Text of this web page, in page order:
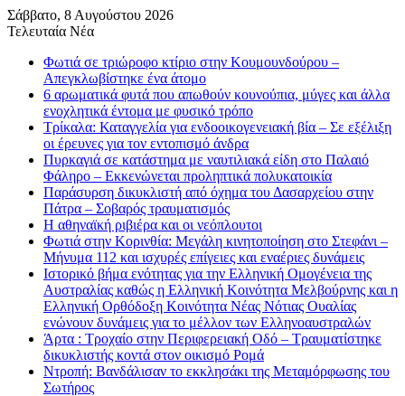
Σάββατο, 8 Αυγούστου 2026
Τελευταία Νέα
Φωτιά σε τριώροφο κτίριο στην Κουμουνδούρου –
Απεγκλωβίστηκε ένα άτομο
6 αρωματικά φυτά που απωθούν κουνούπια, μύγες και άλλα
ενοχλητικά έντομα με φυσικό τρόπο
Τρίκαλα: Καταγγελία για ενδοοικογενειακή βία – Σε εξέλιξη
οι έρευνες για τον εντοπισμό άνδρα
Πυρκαγιά σε κατάστημα με ναυτιλιακά είδη στο Παλαιό
Φάληρο – Εκκενώνεται προληπτικά πολυκατοικία
Παράσυρση δικυκλιστή από όχημα του Δασαρχείου στην
Πάτρα – Σοβαρός τραυματισμός
Η αθηναϊκή ριβιέρα και οι νεόπλουτοι
Φωτιά στην Κορινθία: Μεγάλη κινητοποίηση στο Στεφάνι –
Μήνυμα 112 και ισχυρές επίγειες και εναέριες δυνάμεις
Ιστορικό βήμα ενότητας για την Ελληνική Ομογένεια της
Αυστραλίας καθώς η Ελληνική Κοινότητα Μελβούρνης και η
Ελληνική Ορθόδοξη Κοινότητα Νέας Νότιας Ουαλίας
ενώνουν δυνάμεις για το μέλλον των Ελληνοαυστραλών
Άρτα : Τροχαίο στην Περιφερειακή Οδό – Τραυματίστηκε
δικυκλιστής κοντά στον οικισμό Ρομά
Ντροπή: Βανδάλισαν το εκκλησάκι της Μεταμόρφωσης του
Σωτήρος